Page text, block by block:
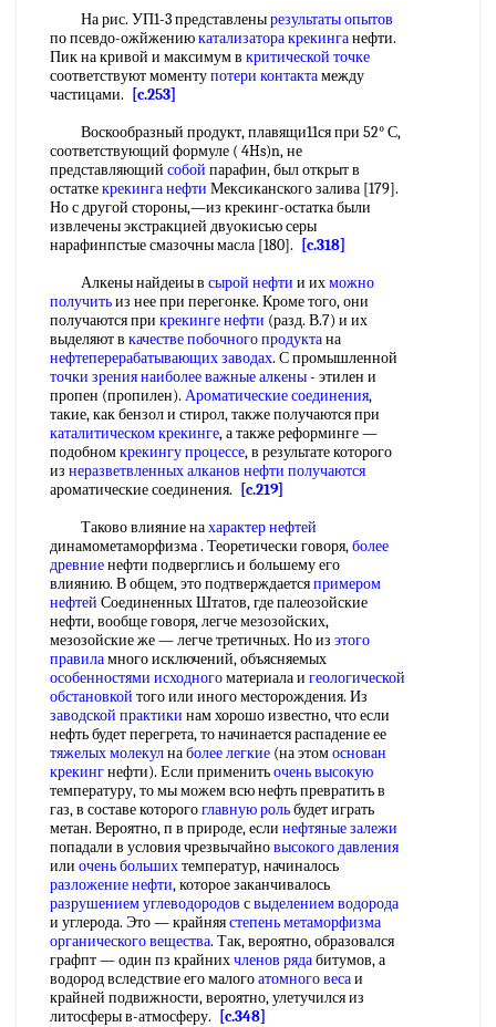
На рис. УП1-3 представленырезультаты опытов
по псевдо-ожйжениюкатализатора крекинганефти.
Пик на кривой и максимум в критической точке
соответствуют моментупотери контактамежду
частицами.
[c.253]
Воскообразный продукт, плавящи11ся при 52° С,
соответствующий формуле ( 4Hs)n, не
представляющий собой парафин, был открыт в
остаткекрекинга нефти Мексиканского залива [179].
Но с другой стороны,—из крекинг-остатка были
извлечены экстракцией двуокисью серы
нарафинпстые смазочны масла [180].
[c.318]
Алкены найдеиы в сырой нефти и ихможно
получитьиз нее при перегонке. Кроме того, они
получаются при крекинге нефти (разд. В.7) и их
выделяют в качестве побочного продуктана
нефтеперерабатывающих заводах. С промышленной
точки зрениянаиболее важные алкены- этилен и
пропен (пропилен). Ароматические соединения,
такие, как бензол и стирол, также получаются при
каталитическом крекинге, а также реформинге —
подобномкрекингу процессе, в результате которого
из неразветвленных алканов нефти получаются
ароматические соединения.
[c.219]
Таково влияние нахарактер нефтей
динамометаморфизма . Теоретически говоря,более
древниенефти подверглись и большему его
влиянию. В общем, это подтверждаетсяпримером
нефтей Соединенных Штатов, где палеозойские
нефти, вообще говоря, легче мезозойских,
мезозойские же — легче третичных. Но из этого
правиламного исключений, объясняемых
особенностями исходногоматериала и геологической
обстановкой того или иного месторождения. Из
заводской практики нам хорошо известно, что если
нефть будет перегрета, то начинается распадение ее
тяжелых молекулнаболее легкие (на этомоснован
крекингнефти). Если применитьочень высокую
температуру, то мы можем всю нефть превратить в
газ, в составе которогоглавную рольбудет играть
метан. Вероятно, п в природе, если нефтяные залежи
попадали в условия чрезвычайновысокого давления
или очень большихтемператур, начиналось
разложение нефти, которое заканчивалось
разрушением углеводородов свыделением водорода
и углерода. Это — крайняястепень метаморфизма
органического вещества. Так, вероятно, образовался
графпт — один пз крайнихчленов рядабитумов, а
водород вследствие его малогоатомного весаи
крайней подвижности, вероятно, улетучился из
литосферы в-атмосферу.
[c.348]